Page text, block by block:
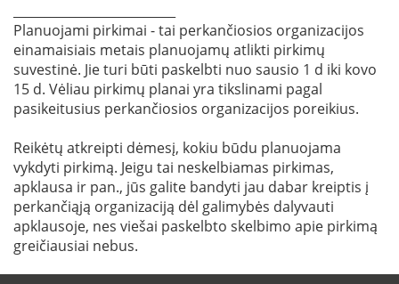
Planuojami pirkimai - tai perkančiosios organizacijos
einamaisiais metais planuojamų atlikti pirkimų
suvestinė. Jie turi būti paskelbti nuo sausio 1 d iki kovo
15 d. Vėliau pirkimų planai yra tikslinami pagal
pasikeitusius perkančiosios organizacijos poreikius.
Reikėtų atkreipti dėmesį, kokiu būdu planuojama
vykdyti pirkimą. Jeigu tai neskelbiamas pirkimas,
apklausa ir pan., jūs galite bandyti jau dabar kreiptis į
perkančiąją organizaciją dėl galimybės dalyvauti
apklausoje, nes viešai paskelbto skelbimo apie pirkimą
greičiausiai nebus.